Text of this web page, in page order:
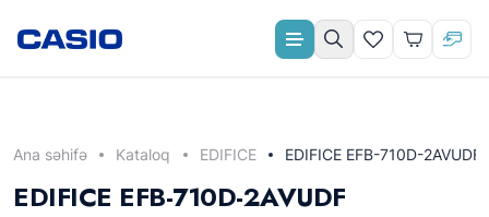
Ana səhifə Kataloq EDIFICE EDIFICE EFB-710D-2AVUDF
EDIFICE EFB-710D-2AVUDF